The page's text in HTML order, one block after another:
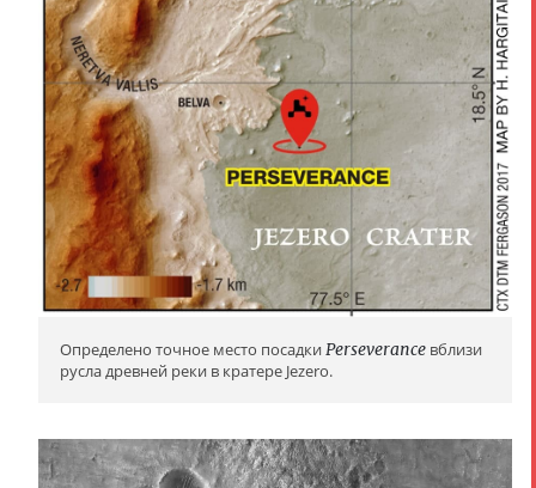
Определено точное место посадки Perseverance вблизи
русла древней реки в кратере Jezero.